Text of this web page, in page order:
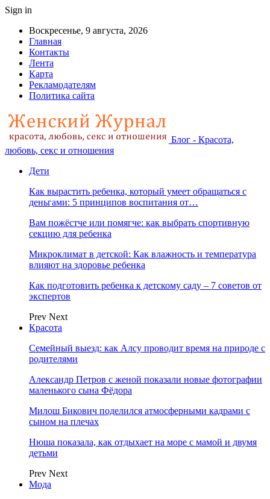
Sign in
Воскресенье, 9 августа, 2026
Главная
Контакты
Лента
Карта
Рекламодателям
Политика сайта
Блог - Красота,
любовь, секс и отношения
Дети
Как вырастить ребенка, который умеет обращаться с
деньгами: 5 принципов воспитания от…
Вам пожёстче или помягче: как выбрать спортивную
секцию для ребенка
Микроклимат в детской: Как влажность и температура
влияют на здоровье ребенка
Как подготовить ребенка к детскому саду – 7 советов от
экспертов
Prev Next
Красота
Семейный выезд: как Алсу проводит время на природе с
родителями
Александр Петров с женой показали новые фотографии
маленького сына Фёдора
Милош Бикович поделился атмосферными кадрами с
сыном на плечах
Нюша показала, как отдыхает на море с мамой и двумя
детьми
Prev Next
Мода